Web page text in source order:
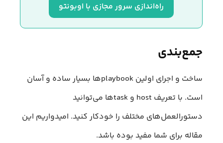
راه‌اندازی سرور مجازی با اوبونتو
جمع‌بندی
ساخت و اجرای اولین playbookها بسیار ساده و آسان
است. با تعریف host و taskها می‌توانید
دستورالعمل‌های مختلف را خودکار کنید. امیدواریم این
مقاله برای شما مفید بوده باشد.